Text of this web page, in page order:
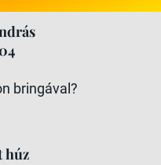
bringával?
húz